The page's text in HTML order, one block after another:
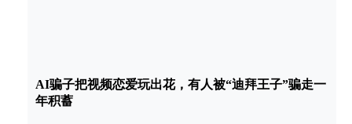
AI骗子把视频恋爱玩出花，有人被“迪拜王子”骗走一
年积蓄